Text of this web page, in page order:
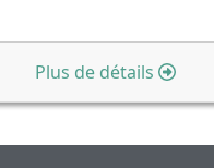
Plus de détails